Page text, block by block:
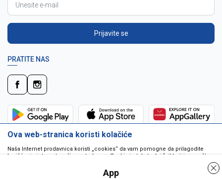
Prijavite se
PRATITE NAS
Ova web-stranica koristi kolačiće
Naša Internet prodavnica koristi „cookies“ da vam pomogne da prilagodite
korišćenje interneta vašim potrebama. Cookie je tekstualni fajl koji je smešten
da pokrenu program ili da isporuče virus vašem računaru. Cookie-i su
jedinstveno dodeljeni vama, i jedino mogu biti pročitani od strane web servera
App